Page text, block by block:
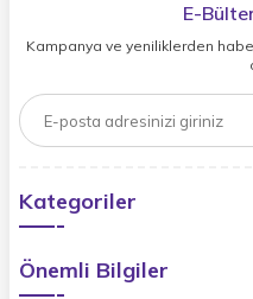
E-
Kampanya ve yeniliklerden
Kategoriler
Önemli Bilgiler